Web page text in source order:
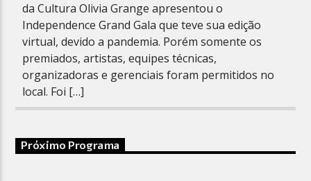
da Cultura Olivia Grange apresentou o
Independence Grand Gala que teve sua edição
virtual, devido a pandemia. Porém somente os
premiados, artistas, equipes técnicas,
organizadoras e gerenciais foram permitidos no
local. Foi […]
Próximo Programa